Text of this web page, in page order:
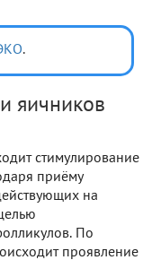
.
яичников
стимулирование
приёму
на
По
проявление